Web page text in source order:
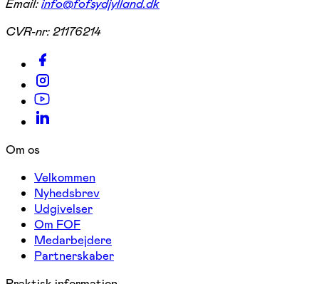
Email:info@fofsydjylland.dk
CVR-nr:21176214
Om os
Velkommen
Nyhedsbrev
Udgivelser
Om FOF
Medarbejdere
Partnerskaber